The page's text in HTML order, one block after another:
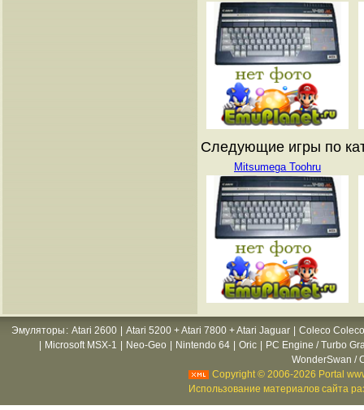
Следующие игры по
Mitsumega Toohru
Эмуляторы : Atari 2600 Atari 5200 + Atari 7800 + Atari Jaguar
Coleco
Microsoft MSX-1 Neo-Geo Nintendo 64 Oric
PC Engine / Turbo
WonderSwan /
Copyright © 2006-2026 Portal
Использование материалов сайта